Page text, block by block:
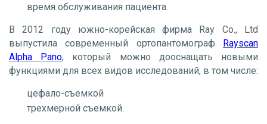
время обслуживания пациента.
В 2012 году южно-корейская фирма Ray Co., Ltd
выпустила современный ортопантомограф Rayscan
Alpha Pano, который можно дооснащать новыми
функциями для всех видов исследований, в том числе:
цефало-съемкой
трехмерной съемкой.